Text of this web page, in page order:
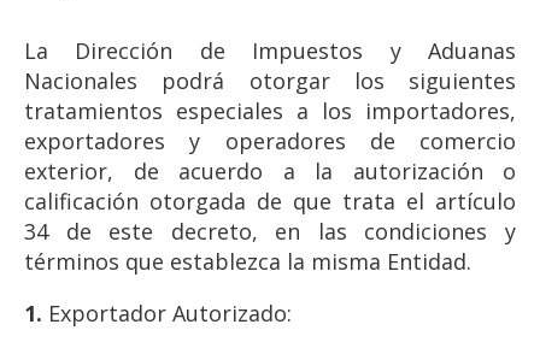
La Dirección de Impuestos y Aduanas
Nacionales podrá otorgar los siguientes
tratamientos especiales a los importadores,
exportadores y operadores de comercio
exterior, de acuerdo a la autorización o
calificación otorgada de que trata el artículo
34 de este decreto, en las condiciones y
términos que establezca la misma Entidad.
1. Exportador Autorizado: